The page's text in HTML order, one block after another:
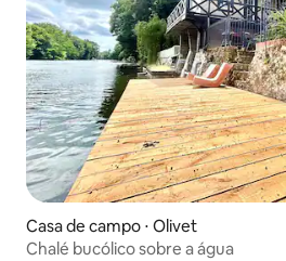
Casa de campo ⋅ Olivet
Chalé bucólico sobre a água